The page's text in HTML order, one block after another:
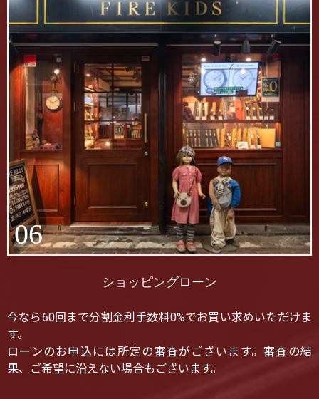
06
ショッピングローン
今なら60回まで分割金利手数料0%でお買い求めいただけま
す。
ローンのお申込には所定の審査がございます。審査の結
果、ご希望に沿えない場合もございます。